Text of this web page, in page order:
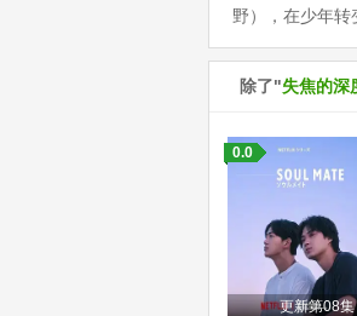
野），在少年转
除了"失焦的深
更新第08集
0.0